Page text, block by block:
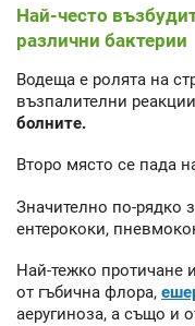
Най-често
различни бактерии
Водеща е ролята на
възпалителни
болните.
Второ място се пада
Значително по-рядко
ентерококи,
Най-тежко протичане
от гъбична флора,
аеругиноза, а също и